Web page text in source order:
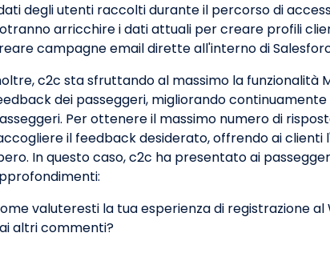
degli utenti raccolti durante il percorso di
arricchire i dati attuali per creare profili
campagne email dirette all'interno di
c2c sta sfruttando al massimo la funzionalità
dei passeggeri, migliorando
Per ottenere il massimo numero di
il feedback desiderato, offrendo ai
In questo caso, c2c ha presentato ai
valuteresti la tua esperienza di registrazione al
altri commenti?